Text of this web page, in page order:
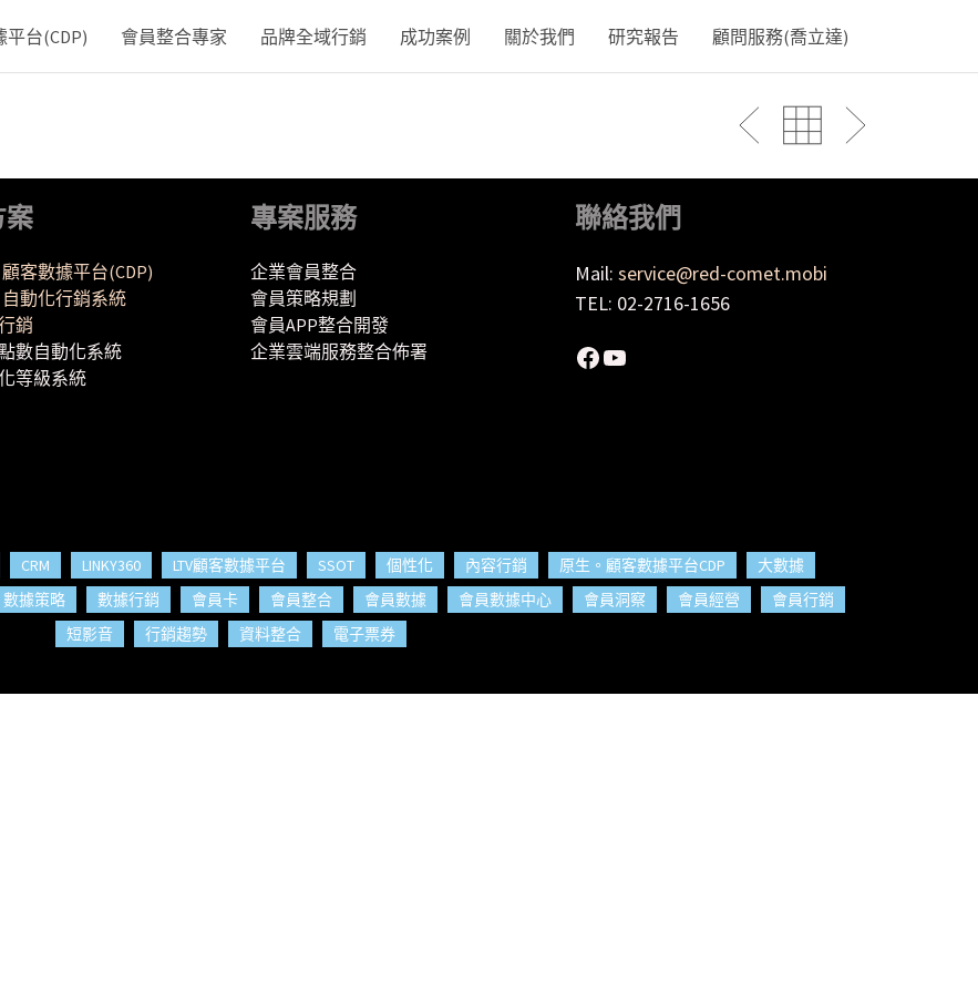
台(CDP) 會員整合專家 品牌全域行銷 成功案例 關於我們 研究報告 顧問服務(喬立達)
顧客數據平台(CDP)
自動化行銷系統
銷
數自動化系統
等級系統
專案服務
企業會員整合
會員策略規劃
會員APP整合開發
企業雲端服務整合佈署
聯絡我們
Mail: service@red-comet.mobi
TEL: 02-2716-1656
Facebook
YouTube
CRM LINKY360 LTV顧客數據平台 SSOT 個性化 內容行銷 原生。顧客數據平台CDP
大數據
數據策略 數據行銷 會員卡 會員整合 會員數據 會員數據中心 會員洞察 會員經營
會員行銷
短影音
行銷趨勢 資料整合 電子票券